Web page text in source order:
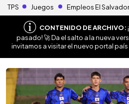
TPS Juegos Empleos El Salvador
CONTENIDO DE ARCHIVO:
pasado! 🚀 Da el salto a la nueva
invitamos a visitar el nuevo portal